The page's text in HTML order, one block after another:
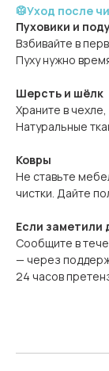
🥼Уход после
Пуховики и
Взбивайте в
Пуху нужно
Шерсть и шёлк
Храните в
Натуральные
Ковры
Не ставьте
чистки. Дайте
Если заметили
Сообщите в
— через
24 часов